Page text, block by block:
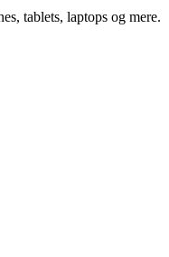
tablets, laptops og mere.